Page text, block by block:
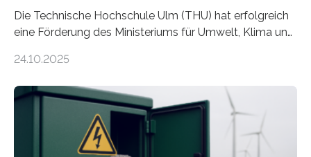
Die Technische Hochschule Ulm (THU) hat erfolgreich
eine Förderung des Ministeriums für Umwelt, Klima und
Forschungsprojekt „LAGER – Langzeitspeicherung in
Quartieren“ eingeworben. Ziel des Projekts ist die
Entwicklung, Erprobung und Demonstration von
Konzepten zur langfristigen Energiespeicherung in
sektorübergreifend vernetzten Energiesystemen. Das
24.10.2025